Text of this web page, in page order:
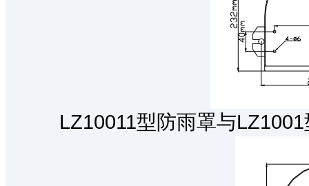
LZ10011型防雨罩与LZ1001